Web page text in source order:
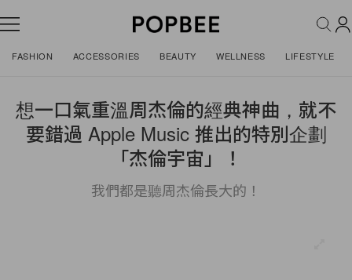
FASHION ACCESSORIES BEAUTY WELLNESS LIFESTYLE
想一口氣重溫周杰倫的經典神曲，就不
要錯過 Apple Music 推出的特別企劃
「杰倫宇宙」！
我們都是聽周杰倫長大的！